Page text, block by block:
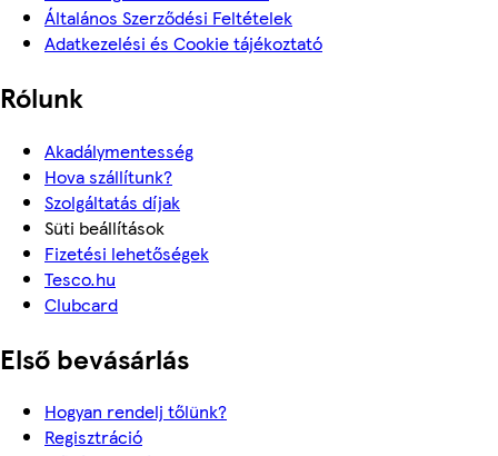
Általános Szerződési Feltételek
Adatkezelési és Cookie tájékoztató
Rólunk
Akadálymentesség
Hova szállítunk?
Szolgáltatás díjak
Süti beállítások
Fizetési lehetőségek
Tesco.hu
Clubcard
Első bevásárlás
Hogyan rendelj tőlünk?
Regisztráció